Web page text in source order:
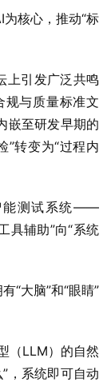
核心，推动“标
上引发广泛共鸣
规与质量标准文
嵌至研发早期的
”转变为“过程内
能测试系统——
具辅助”向“系统
“大脑”和“眼睛”
（LLM）的自然
，系统即可自动